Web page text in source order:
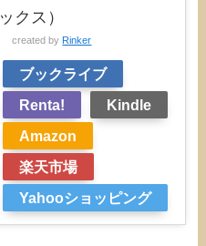
ックス）
created by Rinker
ブックライブ
Renta!
Kindle
Amazon
楽天市場
Yahooショッピング